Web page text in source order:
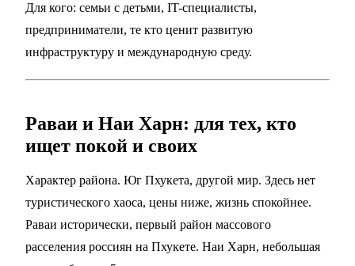
Для кого: семьи с детьми, IT-специалисты,
предприниматели, те кто ценит развитую
инфраструктуру и международную среду.
Раваи и Наи Харн: для тех, кто
ищет покой и своих
Характер района. Юг Пхукета, другой мир. Здесь нет
туристического хаоса, цены ниже, жизнь спокойнее.
Раваи исторически, первый район массового
расселения россиян на Пхукете. Наи Харн, небольшая